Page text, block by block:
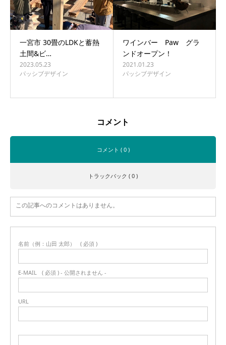
一宮市 30畳のLDKと蓄熱
土間&ビ…
2023.05.23
パッシブデザイン
ワインバー Paw グラ
ンドオープン！
2021.01.23
パッシブデザイン
コメント
コメント ( 0 )
トラックバック ( 0 )
この記事へのコメントはありません。
名前（例：山田 太郎） ( 必須 )
E-MAIL ( 必須 ) - 公開されません -
URL